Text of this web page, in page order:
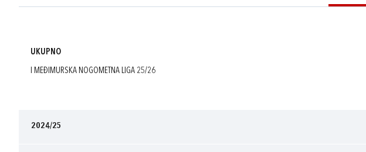
UKUPNO
I MEĐIMURSKA NOGOMETNA LIGA 25/26
2024/25